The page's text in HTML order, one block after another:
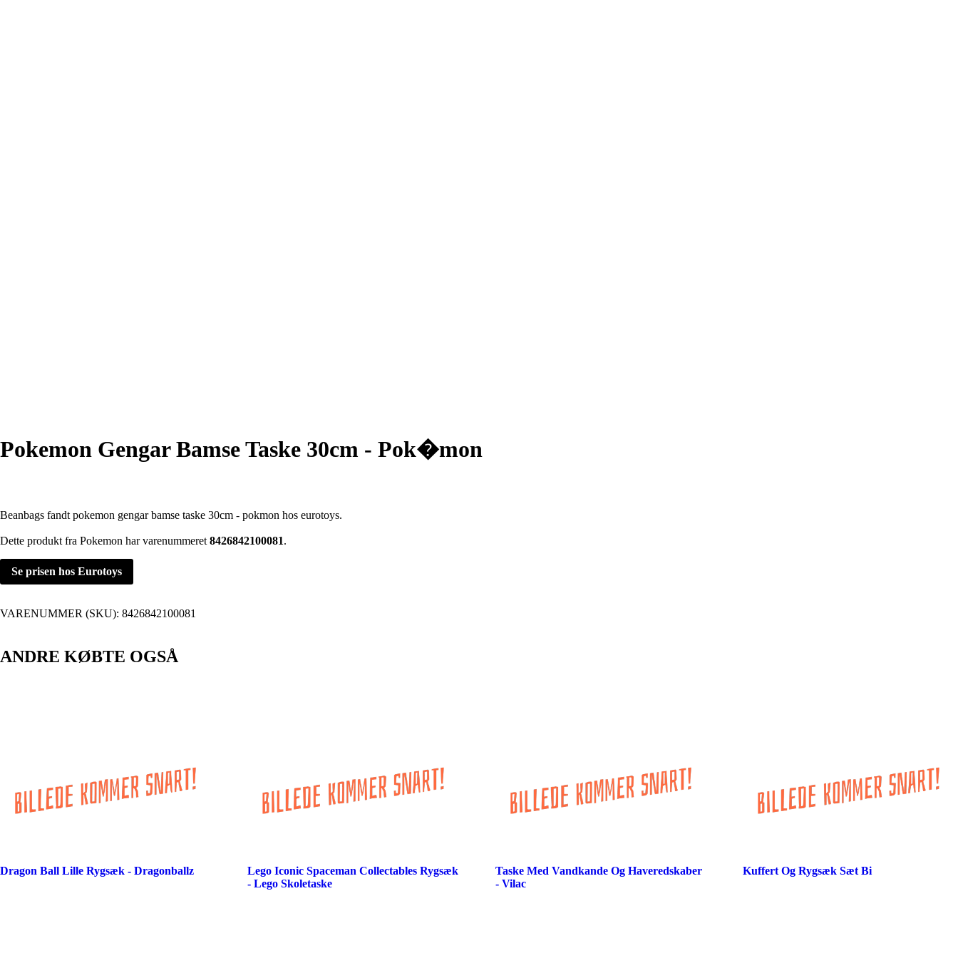
Pokemon Gengar Bamse Taske 30cm - Pok�mon
Beanbags fandt pokemon gengar bamse taske 30cm - pokmon hos eurotoys.
Dette produkt fra Pokemon har varenummeret 8426842100081.
Se prisen hos Eurotoys
VARENUMMER (SKU): 8426842100081
ANDRE KØBTE OGSÅ
Dragon Ball Lille Rygsæk - Dragonballz
Lego Iconic Spaceman Collectables Rygsæk
- Lego Skoletaske
Taske Med Vandkande Og Haveredskaber
- Vilac
Kuffert Og Rygsæk Sæt Bi